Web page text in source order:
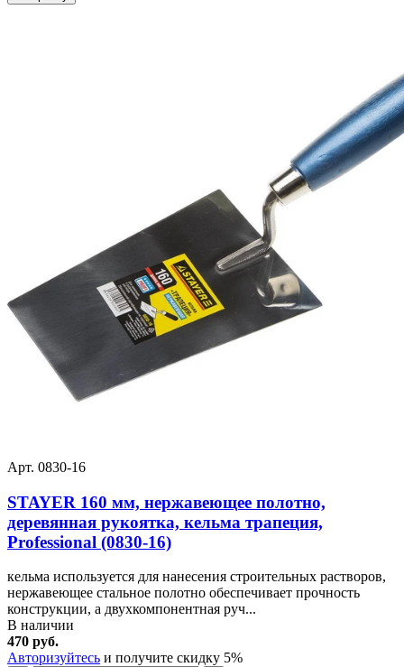
Арт. 0830-16
STAYER 160 мм, нержавеющее полотно,
деревянная рукоятка, кельма трапеция,
Professional (0830-16)
кельма используется для нанесения строительных растворов,
нержавеющее стальное полотно обеспечивает прочность
конструкции, а двухкомпонентная руч...
В наличии
470 руб.
Авторизуйтесь и получите скидку 5%